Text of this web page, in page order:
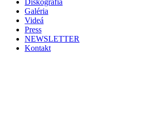
Galéria
Videá
Press
NEWSLETTER
Kontakt